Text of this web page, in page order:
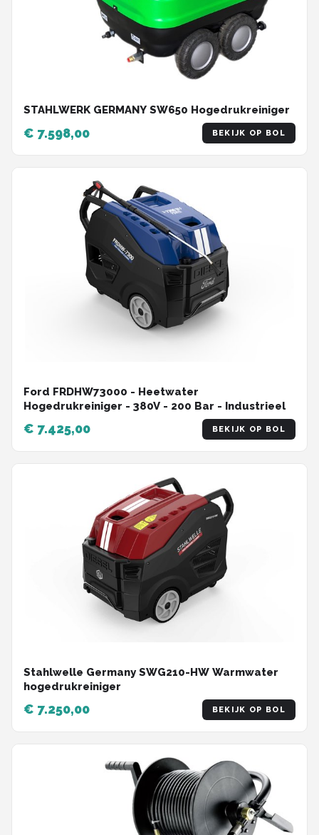
STAHLWERK GERMANY SW650 Hogedrukreiniger
€ 7.598,00 BEKIJK OP BOL
Ford FRDHW73000 - Heetwater
Hogedrukreiniger - 380V - 200 Bar - Industrieel
€ 7.425,00 BEKIJK OP BOL
Stahlwelle Germany SWG210-HW Warmwater
hogedrukreiniger
€ 7.250,00 BEKIJK OP BOL